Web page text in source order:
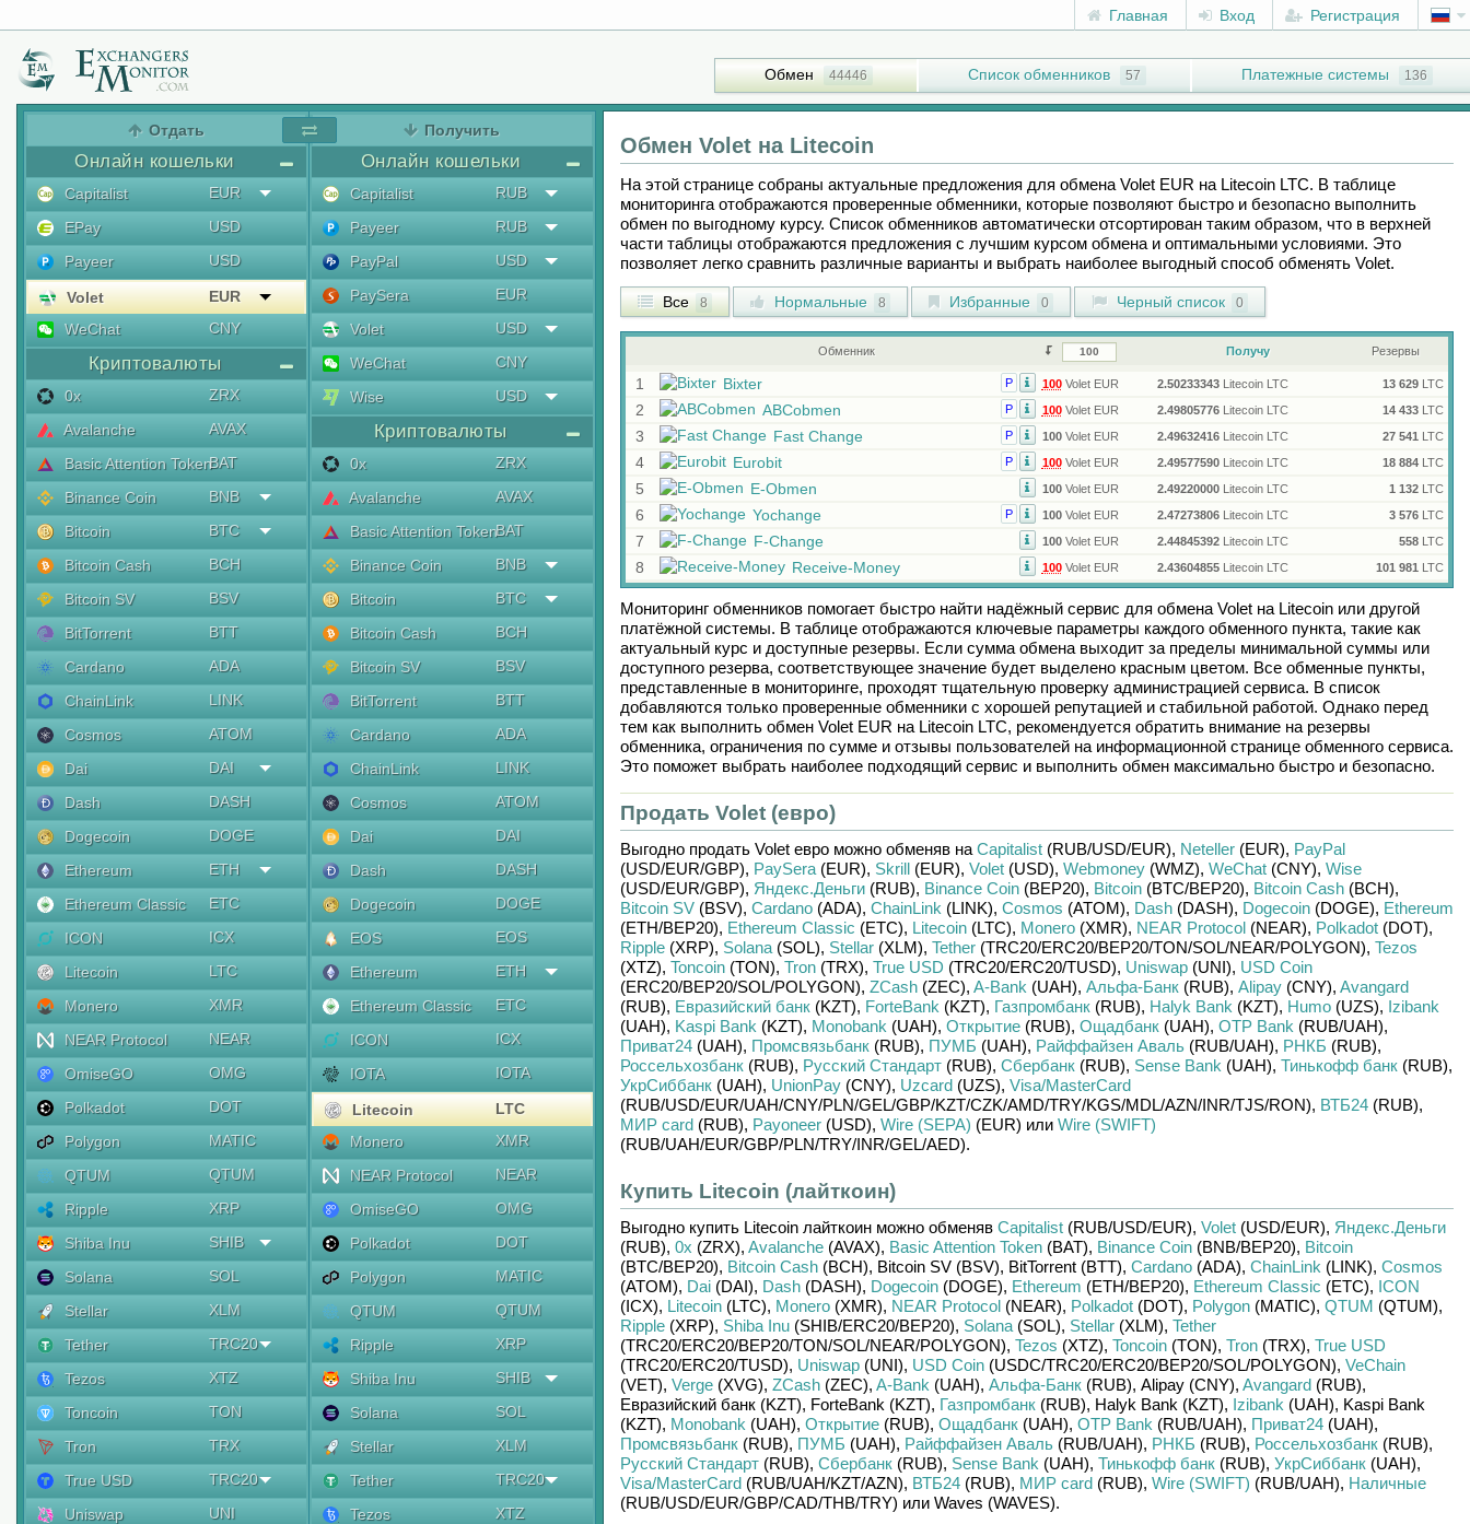
Главная Вход Регистрация
Обмен 44446 Список обменников 57 Платежные системы 136
Отдать
Онлайн кошельки
Capitalist
EUR
EPay
USD
Payeer
USD
Volet
EUR
WeChat
CNY
Криптовалюты
0x
ZRX
Avalanche
AVAX
Basic Attention TokenBAT
Binance Coin
BNB
Bitcoin
BTC
Bitcoin Cash
BCH
Bitcoin SV
BSV
BitTorrent
BTT
Cardano
ADA
ChainLink
LINK
Cosmos
ATOM
Dai
DAI
Dash
DASH
Dogecoin
DOGE
Ethereum
ETH
Ethereum Classic
ETC
ICON
ICX
Litecoin
LTC
Monero
XMR
NEAR Protocol
NEAR
OmiseGO
OMG
Polkadot
DOT
Polygon
MATIC
QTUM
QTUM
Ripple
XRP
Shiba Inu
SHIB
Solana
SOL
Stellar
XLM
Tether
TRC20
Tezos
XTZ
Toncoin
TON
Tron
TRX
True USD
TRC20
Uniswap
UNI
Получить
Онлайн кошельки
Capitalist
RUB
Payeer
RUB
PayPal
USD
PaySera
EUR
Volet
USD
WeChat
CNY
Wise
USD
Криптовалюты
0x
ZRX
Avalanche
AVAX
Basic Attention TokenBAT
Binance Coin
BNB
Bitcoin
BTC
Bitcoin Cash
BCH
Bitcoin SV
BSV
BitTorrent
BTT
Cardano
ADA
ChainLink
LINK
Cosmos
ATOM
Dai
DAI
Dash
DASH
Dogecoin
DOGE
EOS
EOS
Ethereum
ETH
Ethereum Classic
ETC
ICON
ICX
IOTA
IOTA
Litecoin
LTC
Monero
XMR
NEAR Protocol
NEAR
OmiseGO
OMG
Polkadot
DOT
Polygon
MATIC
QTUM
QTUM
Ripple
XRP
Shiba Inu
SHIB
Solana
SOL
Stellar
XLM
Tether
TRC20
Tezos
XTZ
Обмен Voletна Litecoin
На этой странице собраны актуальные предложения для обмена Volet EUR на Litecoin LTC. В таблице
мониторинга отображаются проверенные обменники, которые позволяют быстро и безопасно выполнить
обмен по выгодному курсу. Список обменников автоматически отсортирован таким образом, что в верхней
части таблицы отображаются предложения с лучшим курсом обмена и оптимальными условиями. Это
позволяет легко сравнить различные варианты и выбрать наиболее выгодный способ обменять Volet.
Все 8 Нормальные 8 Избранные 0 Черный список 0
Обменник Получу Резервы
1 Bixter Р 100Volet EUR 2.50233343Litecoin LTC 13 629LTC
2 ABCobmen Р 100Volet EUR 2.49805776Litecoin LTC 14 433LTC
3 Fast Change Р 100Volet EUR 2.49632416Litecoin LTC 27 541 LTC
4 Eurobit Р 100Volet EUR 2.49577590Litecoin LTC 18 884LTC
5 E-Obmen 100Volet EUR 2.49220000Litecoin LTC 1 132LTC
6 Yochange Р 100Volet EUR 2.47273806Litecoin LTC 3 576LTC
7 F-Change 100Volet EUR 2.44845392Litecoin LTC 558LTC
8 Receive-Money 100Volet EUR 2.43604855Litecoin LTC 101 981 LTC
Мониторинг обменников помогает быстро найти надёжный сервис для обмена Voletна Litecoinили другой
платёжной системы. В таблице отображаются ключевые параметры каждого обменного пункта, такие как
актуальный курс и доступные резервы. Если сумма обмена выходит за пределы минимальной суммы или
доступного резерва, соответствующее значение будет выделено красным цветом. Все обменные пункты,
представленные в мониторинге, проходят тщательную проверку администрацией сервиса. В список
добавляются только проверенные обменники с хорошей репутацией и стабильной работой. Однако перед
тем как выполнить обмен Volet EUR на Litecoin LTC, рекомендуется обратить внимание на резервы
обменника, ограничения по сумме и отзывы пользователей на информационной странице обменного сервиса.
Это поможет выбрать наиболее подходящий сервис и выполнить обмен максимально быстро и безопасно.
Продать Volet (евро)
Выгодно продать Volet евроможно обменяв на Capitalist(RUB/USD/EUR), Neteller(EUR), PayPal
(USD/EUR/GBP), PaySera(EUR), Skrill(EUR), Volet(USD), Webmoney(WMZ), WeChat(CNY), Wise
(USD/EUR/GBP), Яндекс.Деньги(RUB), Binance Coin(BEP20), Bitcoin(BTC/BEP20), Bitcoin Cash(BCH),
Bitcoin SV(BSV), Cardano(ADA), ChainLink (LINK), Cosmos (ATOM), Dash(DASH), Dogecoin(DOGE), Ethereum
(ETH/BEP20), Ethereum Classic (ETC), Litecoin(LTC), Monero(XMR), NEAR Protocol(NEAR), Polkadot(DOT),
Ripple(XRP), Solana(SOL), Stellar(XLM), Tether(TRC20/ERC20/BEP20/TON/SOL/NEAR/POLYGON), Tezos
(XTZ), Toncoin(TON), Tron(TRX), True USD (TRC20/ERC20/TUSD), Uniswap(UNI), USD Coin
(ERC20/BEP20/SOL/POLYGON), ZCash(ZEC), A-Bank (UAH), Альфа-Банк(RUB), Alipay(CNY), Avangard
(RUB), Евразийский банк(KZT), ForteBank (KZT), Газпромбанк(RUB), Halyk Bank (KZT), Humo(UZS), Izibank
(UAH), Kaspi Bank (KZT), Monobank (UAH), Открытие(RUB), Ощадбанк(UAH), OTP Bank (RUB/UAH),
Приват24(UAH), Промсвязьбанк(RUB), ПУМБ (UAH), Райффайзен Аваль(RUB/UAH), РНКБ (RUB),
Россельхозбанк(RUB), Русский Стандарт(RUB), Сбербанк(RUB), Sense Bank (UAH), Тинькофф банк(RUB),
УкрСиббанк(UAH), UnionPay(CNY), Uzcard(UZS), Visa/MasterCard
(RUB/USD/EUR/UAH/CNY/PLN/GEL/GBP/KZT/CZK/AMD/TRY/KGS/MDL/AZN/INR/TJS/RON), ВТБ24(RUB),
МИР card(RUB), Payoneer(USD), Wire (SEPA) (EUR) или Wire (SWIFT)
(RUB/UAH/EUR/GBP/PLN/TRY/INR/GEL/AED).
Купить Litecoin (лайткоин)
Выгодно купить Litecoin лайткоинможно обменяв Capitalist(RUB/USD/EUR), Volet(USD/EUR), Яндекс.Деньги
(RUB), 0x (ZRX), Avalanche(AVAX), Basic Attention Token(BAT), Binance Coin(BNB/BEP20), Bitcoin
(BTC/BEP20), Bitcoin Cash(BCH), Bitcoin SV (BSV), BitTorrent (BTT), Cardano(ADA), ChainLink (LINK), Cosmos
(ATOM), Dai(DAI), Dash(DASH), Dogecoin(DOGE), Ethereum (ETH/BEP20), Ethereum Classic (ETC), ICON
(ICX), Litecoin(LTC), Monero(XMR), NEAR Protocol(NEAR), Polkadot(DOT), Polygon(MATIC), QTUM (QTUM),
Ripple(XRP), Shiba Inu(SHIB/ERC20/BEP20), Solana(SOL), Stellar(XLM), Tether
(TRC20/ERC20/BEP20/TON/SOL/NEAR/POLYGON), Tezos (XTZ), Toncoin(TON), Tron(TRX), True USD
(TRC20/ERC20/TUSD), Uniswap(UNI), USD Coin(USDC/TRC20/ERC20/BEP20/SOL/POLYGON), VeChain
(VET), Verge(XVG), ZCash(ZEC), A-Bank (UAH), Альфа-Банк(RUB), Alipay (CNY), Avangard(RUB),
Евразийский банк (KZT), ForteBank (KZT), Газпромбанк(RUB), Halyk Bank (KZT), Izibank (UAH), Kaspi Bank
(KZT), Monobank (UAH), Открытие(RUB), Ощадбанк(UAH), OTP Bank (RUB/UAH), Приват24(UAH),
Промсвязьбанк(RUB), ПУМБ (UAH), Райффайзен Аваль(RUB/UAH), РНКБ (RUB), Россельхозбанк(RUB),
Русский Стандарт(RUB), Сбербанк(RUB), Sense Bank (UAH), Тинькофф банк(RUB), УкрСиббанк(UAH),
Visa/MasterCard(RUB/UAH/KZT/AZN), ВТБ24(RUB), МИР card(RUB), Wire (SWIFT) (RUB/UAH), Наличные
(RUB/USD/EUR/GBP/CAD/THB/TRY) или Waves (WAVES).